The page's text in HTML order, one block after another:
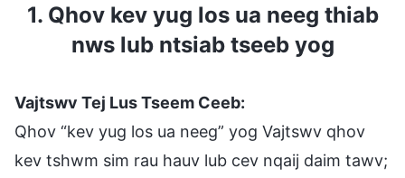
1. Qhov kev yug los ua neeg thiab
nws lub ntsiab tseeb yog
Vajtswv Tej Lus Tseem Ceeb:
Qhov “kev yug los ua neeg” yog Vajtswv qhov
kev tshwm sim rau hauv lub cev nqaij daim tawv;